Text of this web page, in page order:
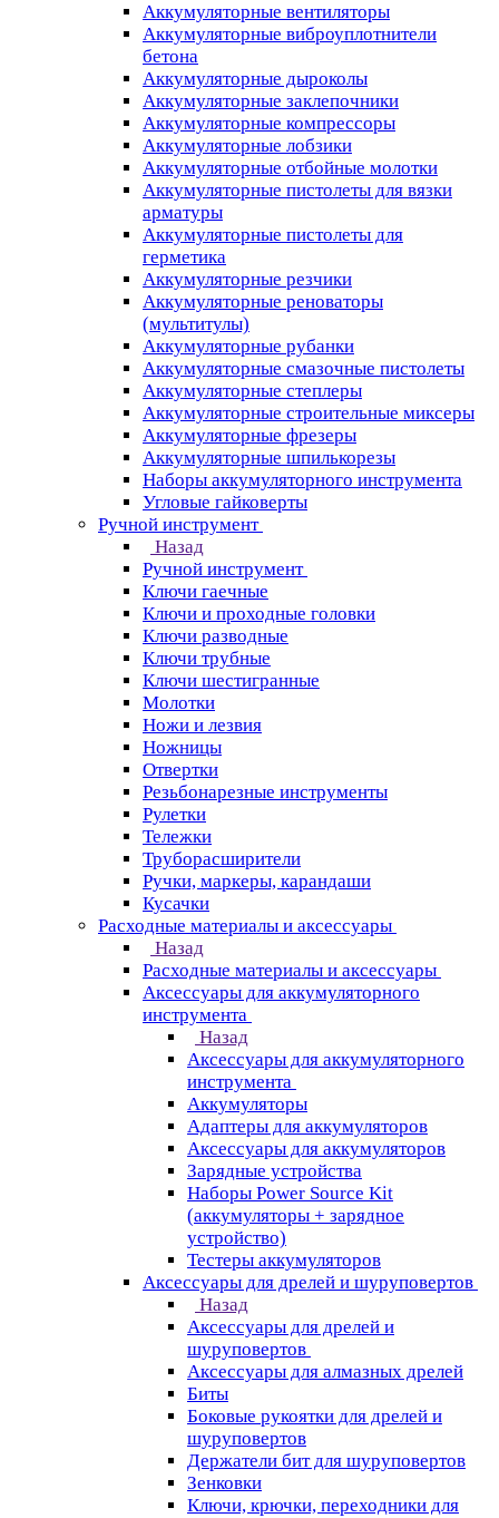
Аккумуляторные вентиляторы
Аккумуляторные виброуплотнители
бетона
Аккумуляторные дыроколы
Аккумуляторные заклепочники
Аккумуляторные компрессоры
Аккумуляторные лобзики
Аккумуляторные отбойные молотки
Аккумуляторные пистолеты для вязки
арматуры
Аккумуляторные пистолеты для
герметика
Аккумуляторные резчики
Аккумуляторные реноваторы
(мультитулы)
Аккумуляторные рубанки
Аккумуляторные смазочные пистолеты
Аккумуляторные степлеры
Аккумуляторные строительные миксеры
Аккумуляторные фрезеры
Аккумуляторные шпилькорезы
Наборы аккумуляторного инструмента
Угловые гайковерты
Ручной инструмент
Назад
Ручной инструмент
Ключи гаечные
Ключи и проходные головки
Ключи разводные
Ключи трубные
Ключи шестигранные
Молотки
Ножи и лезвия
Ножницы
Отвертки
Резьбонарезные инструменты
Рулетки
Тележки
Труборасширители
Ручки, маркеры, карандаши
Кусачки
Расходные материалы и аксессуары
Назад
Расходные материалы и аксессуары
Аксессуары для аккумуляторного
инструмента
Назад
Аксессуары для аккумуляторного
инструмента
Aккумуляторы
Адаптеры для аккумуляторов
Аксессуары для аккумуляторов
Зарядные устройства
Наборы Power Source Kit
(аккумуляторы + зарядное
устройство)
Тестеры аккумуляторов
Аксессуары для дрелей и шуруповертов
Назад
Аксессуары для дрелей и
шуруповертов
Аксессуары для алмазных дрелей
Биты
Боковые рукоятки для дрелей и
шуруповертов
Держатели бит для шуруповертов
Зенковки
Ключи, крючки, переходники для